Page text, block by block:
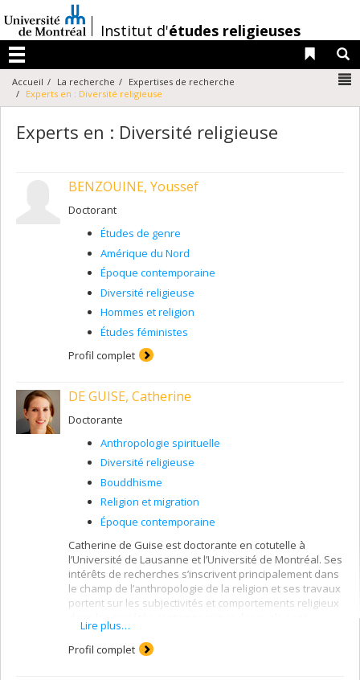
au
contenu
/Institut d'études religieuses
Menu
Liens
Accueil La recherche
Expertises de recherche
Experts en : Diversité religieuse
Experts en : Diversité religieuse
BENZOUINE, Youssef
Doctorant
Études de genre
Amérique du Nord
Époque contemporaine
Diversité religieuse
Hommes et religion
Études féministes
Profil complet
DE GUISE, Catherine
Doctorante
Anthropologie spirituelle
Diversité religieuse
Bouddhisme
Religion et migration
Époque contemporaine
Catherine de Guise est doctorante en cotutelle à
l’Université de Lausanne et l’Université de Montréal. Ses
intérêts de recherches s’inscrivent principalement dans
le champ de l’anthropologie de la religion et ses travaux
portent sur les subjectivités et comportements religieux
abordés selon une méthode ethnographique. Plus
précisément, son projet de thèse porte sur la ressource
bouddhiste dans les pénitenciers au Québec. Elle
Lire plus…
Profil complet